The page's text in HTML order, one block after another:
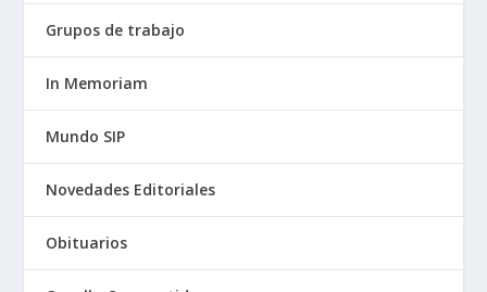
Grupos de trabajo
In Memoriam
Mundo SIP
Novedades Editoriales
Obituarios